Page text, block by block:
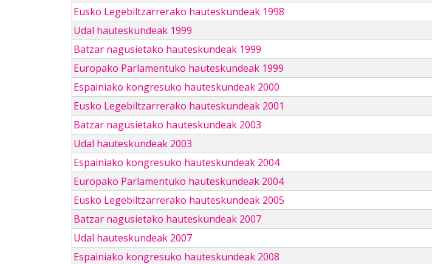
Eusko Legebiltzarrerako hauteskundeak 1998
Udal hauteskundeak 1999
Batzar nagusietako hauteskundeak 1999
Europako Parlamentuko hauteskundeak 1999
Espainiako kongresuko hauteskundeak 2000
Eusko Legebiltzarrerako hauteskundeak 2001
Batzar nagusietako hauteskundeak 2003
Udal hauteskundeak 2003
Espainiako kongresuko hauteskundeak 2004
Europako Parlamentuko hauteskundeak 2004
Eusko Legebiltzarrerako hauteskundeak 2005
Batzar nagusietako hauteskundeak 2007
Udal hauteskundeak 2007
Espainiako kongresuko hauteskundeak 2008